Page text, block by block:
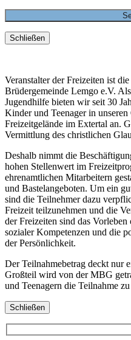
Schließen
Veranstalter der Freizeiten ist
Brüdergemeinde Lemgo e.V.
Jugendhilfe bieten wir seit 30
Kinder und Teenager in
Freizeitgelände im Extertal an.
Vermittlung des christlichen
Deshalb nimmt die
hohen Stellenwert im
ehrenamtlichen Mitarbeitern
und Bastelangeboten. Um ein
sind die Teilnehmer dazu
Freizeit teilzunehmen und die
der Freizeiten sind das
sozialer Kompetenzen und die
der Persönlichkeit.
Der Teilnahmebetrag deckt nur
Großteil wird von der MBG
und Teenagern die Teilnahme
Schließen